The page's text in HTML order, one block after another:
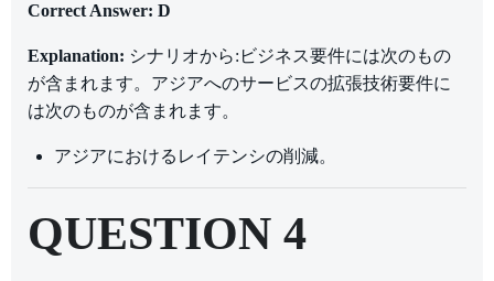
Correct Answer: D
Explanation: シナリオから:ビジネス要件には次のもの
が含まれます。アジアへのサービスの拡張技術要件に
は次のものが含まれます。
アジアにおけるレイテンシの削減。
QUESTION 4